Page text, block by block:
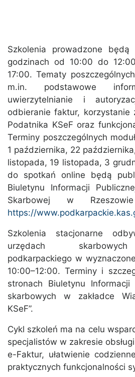
Szkolenia prowadzone
godzinach od 10:00 do
17:00. Tematy
m.in. podstawowe
uwierzytelnianie i
odbieranie faktur, korzystanie
Podatnika KSeF oraz
Terminy poszczególnych
1 października, 22
listopada, 19 listopada, 3
do spotkań online będą
Biuletynu Informacji
Skarbowej w
https://
Szkolenia stacjonarne
urzędach
podkarpackiego w
10:00–12:00. Terminy i
stronach Biuletynu
skarbowych w zakładce
KSeF”.
Cykl szkoleń ma na celu
specjalistów w zakresie
e-Faktur, ułatwienie
praktycznych funkcjonalności